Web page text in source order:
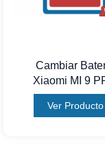
Cambiar
Xiaomi MI 9
Ver Producto